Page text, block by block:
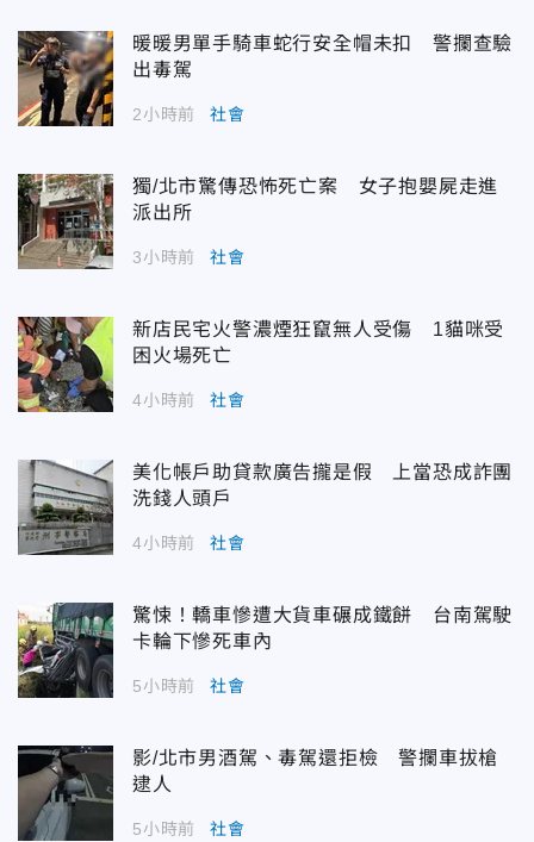
暖暖男單手騎車蛇行安全帽未扣 警攔查驗
出毒駕
2小時前 社會
獨/北市驚傳恐怖死亡案 女子抱嬰屍走進
派出所
3小時前 社會
新店民宅火警濃煙狂竄無人受傷 1貓咪受
困火場死亡
4小時前 社會
美化帳戶助貸款廣告攏是假 上當恐成詐團
洗錢人頭戶
4小時前 社會
驚悚！轎車慘遭大貨車碾成鐵餅 台南駕駛
卡輪下慘死車內
5小時前 社會
影/北市男酒駕、毒駕還拒檢 警攔車拔槍
逮人
5小時前 社會